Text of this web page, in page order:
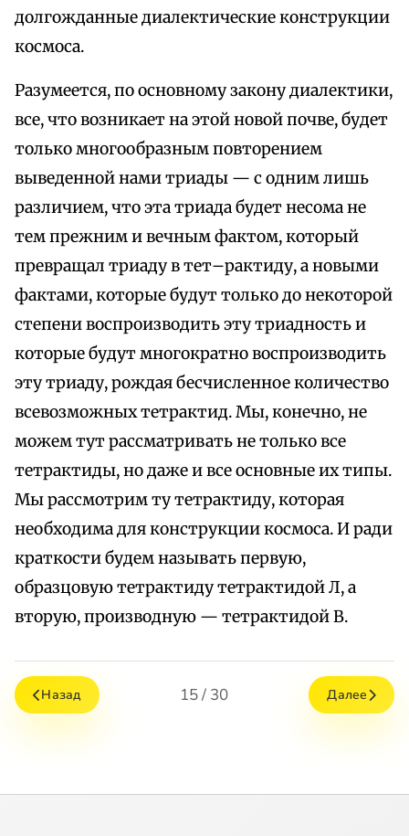
долгожданные диалектические конструкции
космоса.
Разумеется, по основному закону диалектики,
все, что возникает на этой новой почве, будет
только многообразным повторением
выведенной нами триады — с одним лишь
различием, что эта триада будет несома не
тем прежним и вечным фактом, который
превращал триаду в тет–рактиду, а новыми
фактами, которые будут только до некоторой
степени воспроизводить эту триадность и
которые будут многократно воспроизводить
эту триаду, рождая бесчисленное количество
всевозможных тетрактид. Мы, конечно, не
можем тут рассматривать не только все
тетрактиды, но даже и все основные их типы.
Мы рассмотрим ту тетрактиду, которая
необходима для конструкции космоса. И ради
краткости будем называть первую,
образцовую тетрактиду тетрактидой Л, а
вторую, производную — тетрактидой В.
Назад 15 / 30 Далее